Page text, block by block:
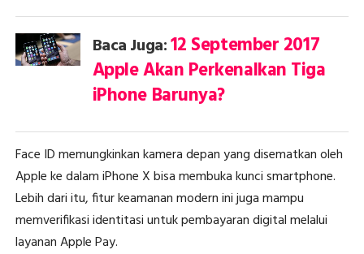
Baca Juga:12 September 2017
Apple Akan Perkenalkan Tiga
iPhone Barunya?
Face ID memungkinkan kamera depan yang disematkan oleh
Apple ke dalam iPhone X bisa membuka kunci smartphone.
Lebih dari itu, fitur keamanan modern ini juga mampu
memverifikasi identitasi untuk pembayaran digital melalui
layanan Apple Pay.